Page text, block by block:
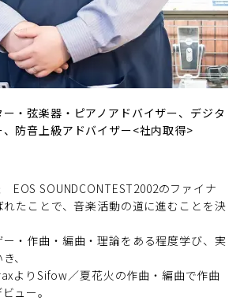
・弦楽器・ピアノアドバイザー、デジタ
防音上級アドバイザー<社内取得>
EOS SOUNDCONTEST2002のファイナ
れたことで、音楽活動の道に進むことを決
・作曲・編曲・理論をある程度学び、実
、
よりSifow／夏花火の作曲・編曲で作曲
ュー。